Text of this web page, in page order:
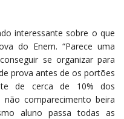
interessante sobre o que
do Enem. “Parece uma
se organizar para
prova antes de os portões
de cerca de 10% dos
comparecimento beira
aluno passa todas as